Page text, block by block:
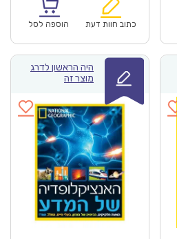
₪78.00.
כתוב חוות דעת הוספה לסל
היה הראשון לדרג
מוצר זה